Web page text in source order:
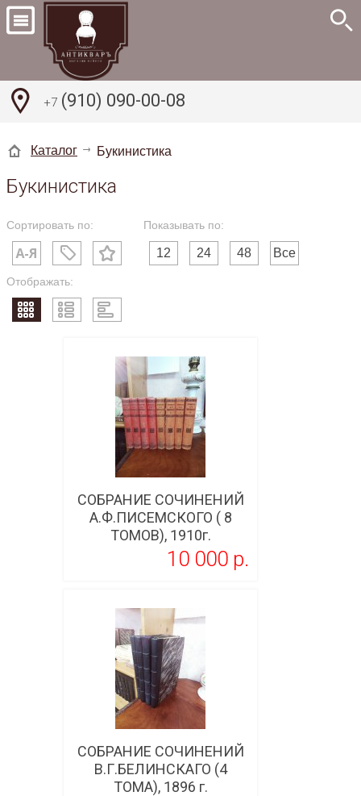
+7 (910) 090-00-08
Каталог Букинистика
Букинистика
Сортировать по: Показывать по:
12 24 48 Все
Отображать:
СОБРАНИЕ СОЧИНЕНИЙ
А.Ф.ПИСЕМСКОГО ( 8
ТОМОВ), 1910г.
10 000 p.
СОБРАНИЕ СОЧИНЕНИЙ
В.Г.БЕЛИНСКАГО (4
ТОМА), 1896 г.